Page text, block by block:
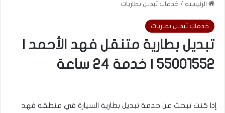
الرئيسية / خدمات تبديل بطاريات
خدمات تبديل بطاريات
تبديل بطارية متنقل فهد الأحمد |
55001552 | خدمة 24 ساعة
إذا كنت تبحث عن خدمة تبديل بطارية السيارة في منطقة فهد